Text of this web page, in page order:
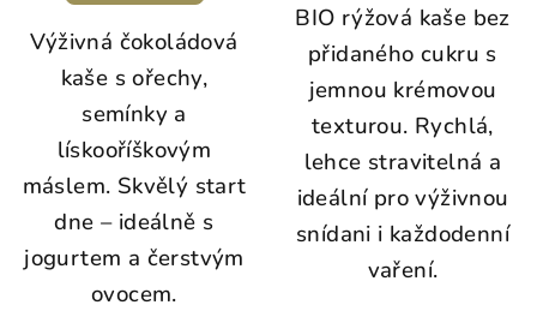
Výživná čokoládová
kaše s ořechy,
semínky a
lískooříškovým
máslem. Skvělý start
dne – ideálně s
jogurtem a čerstvým
ovocem.
BIO rýžová kaše bez
přidaného cukru s
jemnou krémovou
texturou. Rychlá,
lehce stravitelná a
ideální pro výživnou
snídani i každodenní
vaření.